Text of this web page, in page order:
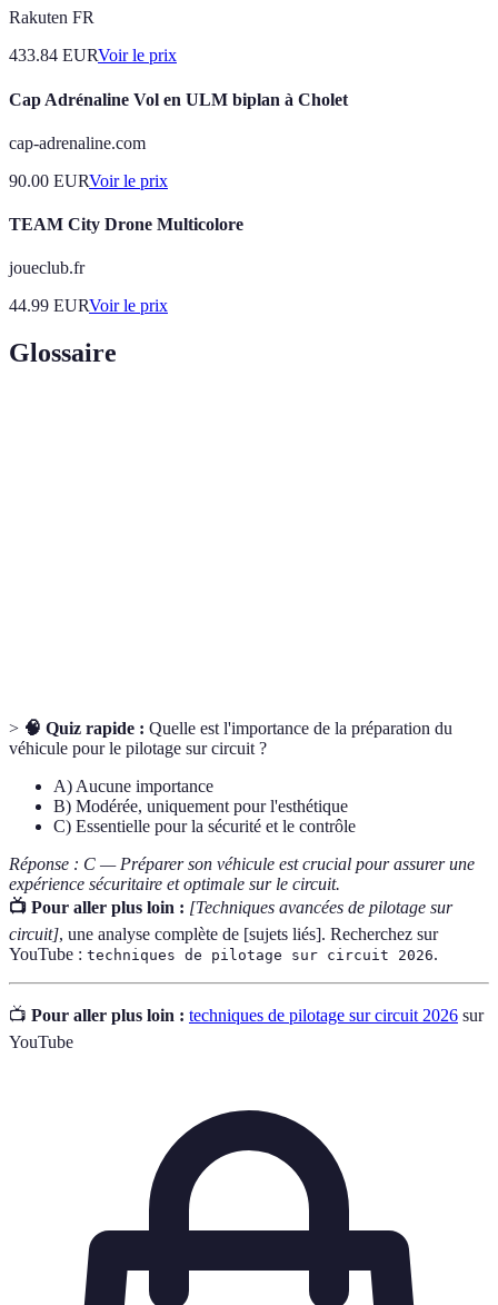
Rakuten FR
433.84 EURVoir le prix
Cap Adrénaline Vol en ULM biplan à Cholet
cap-adrenaline.com
90.00 EURVoir le prix
TEAM City Drone Multicolore
joueclub.fr
44.99 EURVoir le prix
Glossaire
> 🧠 Quiz rapide : Quelle est l'importance de la préparation du
véhicule pour le pilotage sur circuit ?
A) Aucune importance
B) Modérée, uniquement pour l'esthétique
C) Essentielle pour la sécurité et le contrôle
Réponse : C — Préparer son véhicule est crucial pour assurer une
expérience sécuritaire et optimale sur le circuit.
📺 Pour aller plus loin : [Techniques avancées de pilotage sur
circuit], une analyse complète de [sujets liés]. Recherchez sur
YouTube : techniques de pilotage sur circuit 2026.
📺 Pour aller plus loin : techniques de pilotage sur circuit 2026 sur
YouTube